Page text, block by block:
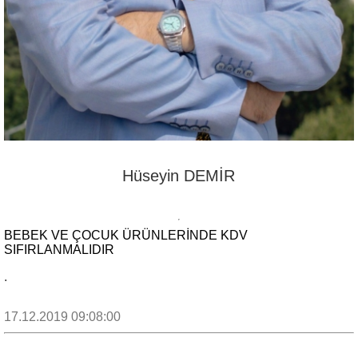
Hüseyin DEMİR
BEBEK VE ÇOCUK ÜRÜNLERINDE KDV
SIFIRLANMALIDIR
.
17.12.2019 09:08:00